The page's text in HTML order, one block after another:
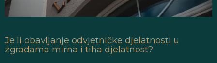
Je li obavljanje odvjetničke djelatnosti u
zgradama mirna i tiha djelatnost?